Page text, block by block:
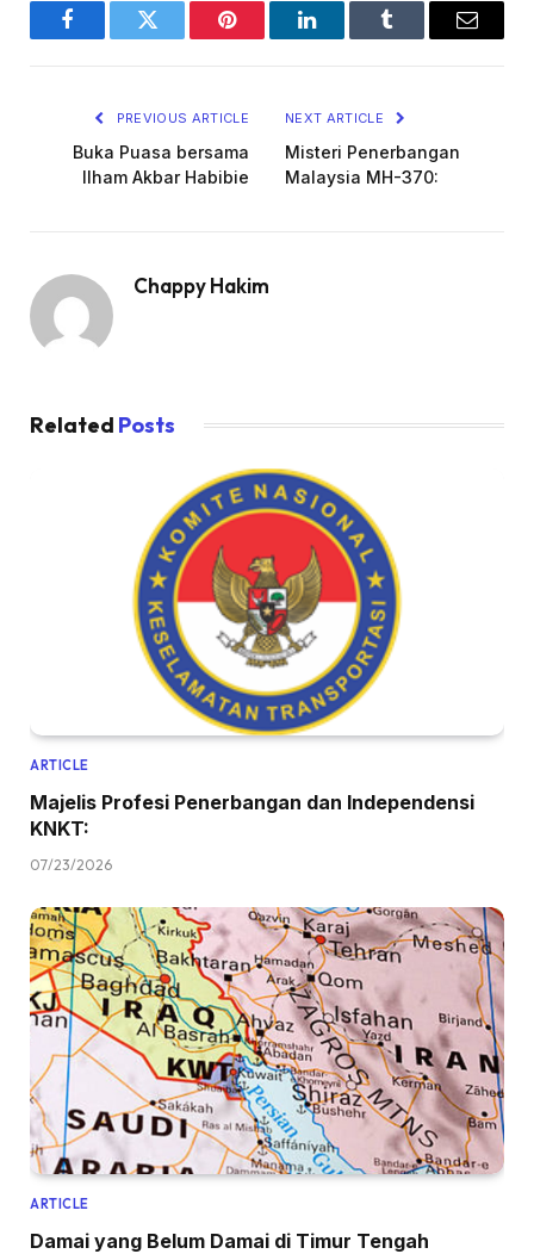
FacebookTwitter Pinterest LinkedInTumblr Email
PREVIOUS ARTICLE
Buka Puasa bersama
Ilham Akbar Habibie
NEXT ARTICLE
Misteri Penerbangan
Malaysia MH-370:
Chappy Hakim
Related Posts
ARTICLE
Majelis Profesi Penerbangan dan Independensi
KNKT:
07/23/2026
ARTICLE
Damai yang Belum Damai di Timur Tengah